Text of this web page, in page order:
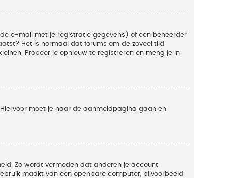
e-mail met je registratie gegevens) of een beheerder
Het is normaal dat forums om de zoveel tijd
Probeer je opnieuw te registreren en meng je in
moet je naar de aanmeldpagina gaan en
Zo wordt vermeden dat anderen je account
maakt van een openbare computer, bijvoorbeeld